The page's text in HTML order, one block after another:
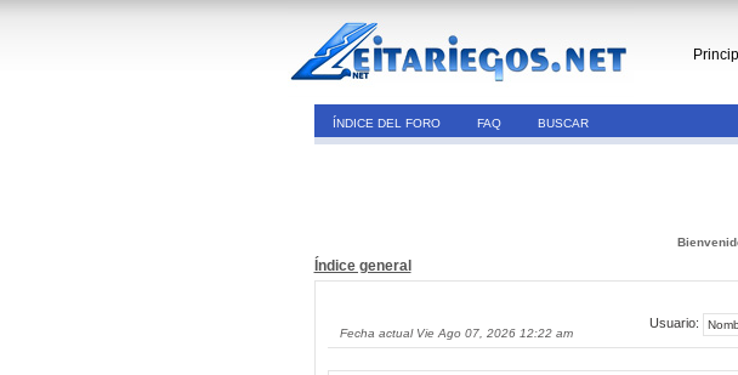
ÍNDICE DEL FORO FAQ BUSCAR
Índice general
Fecha actual Vie Ago 07, 2026 12:22 am
Usuario: